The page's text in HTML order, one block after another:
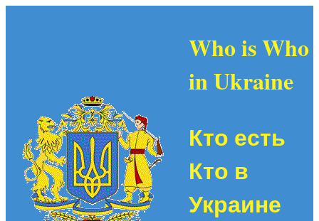
Who is Who
in Ukraine
Кто есть
Кто в
Украине